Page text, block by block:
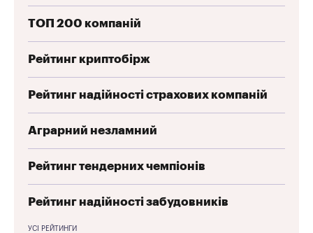
ТОП 200 компаній
Рейтинг криптобірж
Рейтинг надійності страхових компаній
Аграрний незламний
Рейтинг тендерних чемпіонів
Рейтинг надійності забудовників
УСІ РЕЙТИНГИ